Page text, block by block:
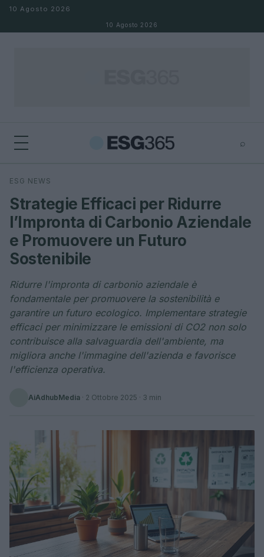
Salta al contenuto
10 Agosto 2026
10 Agosto 2026
⌕
Cerca
ESG NEWS
Strategie Efficaci per Ridurre
l’Impronta di Carbonio Aziendale
e Promuovere un Futuro
Sostenibile
Ridurre l'impronta di carbonio aziendale è
fondamentale per promuovere la sostenibilità e
garantire un futuro ecologico. Implementare strategie
efficaci per minimizzare le emissioni di CO2 non solo
contribuisce alla salvaguardia dell'ambiente, ma
migliora anche l'immagine dell'azienda e favorisce
l'efficienza operativa.
AiAdhubMedia · 2 Ottobre 2025 · 3 min